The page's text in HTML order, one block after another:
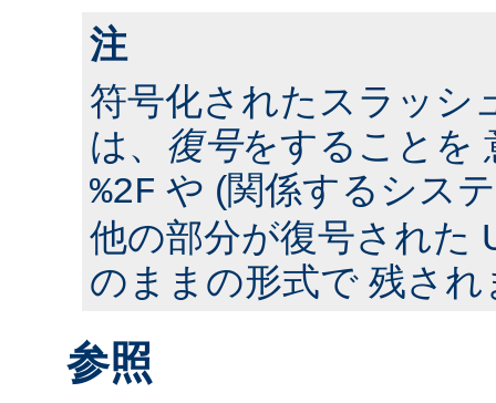
注
符号化されたスラッシ
は、 復号をすることを
%2F や (関係するシス
他の部分が復号された
のままの形式で 残され
参照